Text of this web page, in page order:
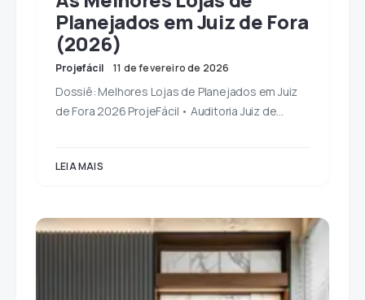
Planejados em Juiz de Fora
(2026)
Projefácil 11 de fevereiro de 2026
Dossiê: Melhores Lojas de Planejados em Juiz
de Fora 2026 ProjeFácil • Auditoria Juiz de…
LEIA MAIS